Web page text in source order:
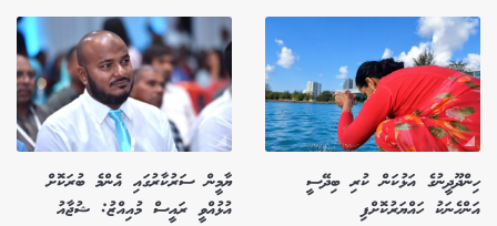
ހިންދޫދީނުގެ އަޅުކަން ކުރި ބިދޭސީ
އަންހެނަކު ހައްޔަރުކޮށްފި
ޔާމީން ސަރުކާރުގައި އެންމެ ބުރަކޮށް
އުޅުއްވީ ރައީސް މުއިއްޒު: ޝުޖާއު